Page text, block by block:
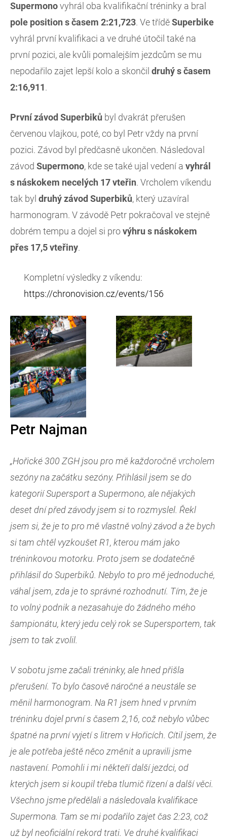
Supermonovyhrál oba kvalifikační tréninky a bral
pole position s časem 2:21,723. Ve tříděSuperbike
vyhrál první kvalifikaci a ve druhé útočil také na
první pozici, ale kvůli pomalejším jezdcům se mu
nepodařilo zajet lepší kolo a skončil druhý s časem
2:16,911.
První závod Superbiků byl dvakrát přerušen
červenou vlajkou, poté, co byl Petr vždy na první
pozici. Závod byl předčasně ukončen. Následoval
závod Supermono, kde se také ujal vedení a vyhrál
s náskokem necelých 17 vteřin. Vrcholem víkendu
tak byl druhý závod Superbiků, který uzavíral
harmonogram. V závodě Petr pokračoval ve stejně
dobrém tempu a dojel si provýhru s náskokem
přes 17,5 vteřiny.
Kompletní výsledky z víkendu:
https://chronovision.cz/events/156
Petr Najman
„Hořické 300 ZGH jsou pro mě každoročně vrcholem
sezóny na začátku sezóny. Přihlásil jsem se do
kategorií Supersport a Supermono, ale nějakých
deset dní před závody jsem si to rozmyslel. Řekl
jsem si, že je to pro mě vlastně volný závod a že bych
si tam chtěl vyzkoušet R1, kterou mám jako
tréninkovou motorku. Proto jsem se dodatečně
přihlásil do Superbiků. Nebylo to pro mě jednoduché,
váhal jsem, zda je to správné rozhodnutí. Tím, že je
to volný podnik a nezasahuje do žádného mého
šampionátu, který jedu celý rok se Supersportem, tak
jsem to tak zvolil.
V sobotu jsme začali tréninky, ale hned přišla
přerušení. To bylo časově náročné a neustále se
měnil harmonogram. Na R1 jsem hned v prvním
tréninku dojel první s časem 2,16, což nebylo vůbec
špatné na první vyjetí s litrem v Hořicích. Cítil jsem, že
je ale potřeba ještě něco změnit a upravili jsme
nastavení. Pomohli i mi někteří další jezdci, od
kterých jsem si koupil třeba tlumič řízení a další věci.
Všechno jsme předělali a následovala kvalifikace
Supermona. Tam se mi podařilo zajet čas 2:23, což
už byl neoficiální rekord trati. Ve druhé kvalifikaci